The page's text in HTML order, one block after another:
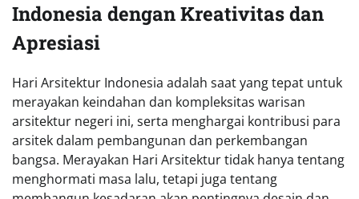
Indonesia dengan Kreativitas dan
Apresiasi
Hari Arsitektur Indonesia adalah saat yang tepat untuk
merayakan keindahan dan kompleksitas warisan
arsitektur negeri ini, serta menghargai kontribusi para
arsitek dalam pembangunan dan perkembangan
bangsa. Merayakan Hari Arsitektur tidak hanya tentang
menghormati masa lalu, tetapi juga tentang